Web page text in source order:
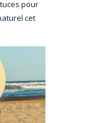
pour
cet